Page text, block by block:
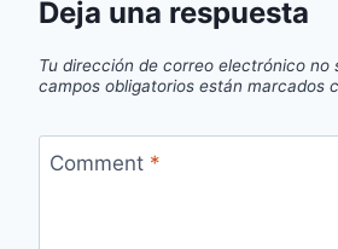
Deja una respuesta
Tu dirección de correo electrónico no
campos obligatorios están marcados
Comment *